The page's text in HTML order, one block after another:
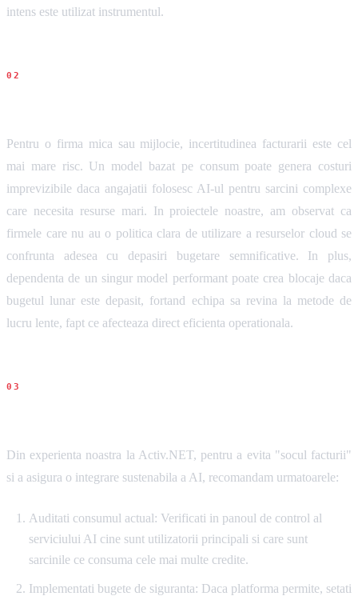
intens este utilizat instrumentul.
Pentru o firma mica sau mijlocie, incertitudinea facturarii este cel
mai mare risc. Un model bazat pe consum poate genera costuri
imprevizibile daca angajatii folosesc AI-ul pentru sarcini complexe
care necesita resurse mari. In proiectele noastre, am observat ca
firmele care nu au o politica clara de utilizare a resurselor cloud se
confrunta adesea cu depasiri bugetare semnificative. In plus,
dependenta de un singur model performant poate crea blocaje daca
bugetul lunar este depasit, fortand echipa sa revina la metode de
lucru lente, fapt ce afecteaza direct eficienta operationala.
Din experienta noastra la Activ.NET, pentru a evita "socul facturii"
si a asigura o integrare sustenabila a AI, recomandam urmatoarele:
Auditati consumul actual: Verificati in panoul de control al
serviciului AI cine sunt utilizatorii principali si care sunt
sarcinile ce consuma cele mai multe credite.
Implementati bugete de siguranta: Daca platforma permite, setati